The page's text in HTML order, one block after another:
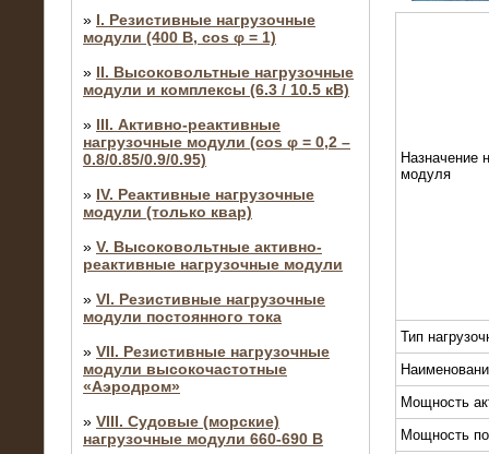
» I. Резистивные нагрузочные
модули (400 В, cos φ = 1)
» II. Высоковольтные нагрузочные
модули и комплексы (6.3 / 10.5 кВ)
» III. Активно-реактивные
нагрузочные модули (cos φ = 0,2 –
0.8/0.85/0.9/0.95)
» IV. Реактивные нагрузочные
модули (только квар)
» V. Высоковольтные активно-
реактивные нагрузочные модули
» VI. Резистивные нагрузочные
модули постоянного тока
» VII. Резистивные нагрузочные
модули высокочастотные
«Аэродром»
» VIII. Судовые (морские)
нагрузочные модули 660-690 В
Назначение
модуля
Тип
Мощность
Мощность